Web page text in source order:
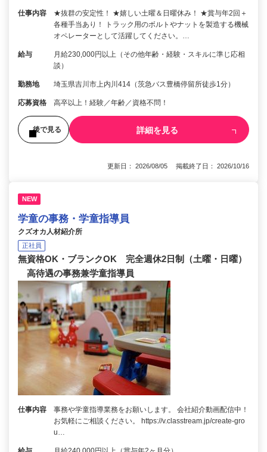
仕事内容
★抜群の安定性！ ★嬉しい土曜＆日曜休み！ ★賞与年2回＋
各種手当あり！ トラック用のボルトやナットを製造する機械
オペレーターとして活躍してください。…
給与
月給230,000円以上（その他年齢・経験・スキルに準じ応相
談）
勤務地 埼玉県吉川市上内川414（茨急バス豊橋停留所徒歩1分）
応募資格 高卒以上！経験／年齢／資格不問！
後で見る 詳細を見る
更新日： 2026/08/05 掲載終了日： 2026/10/16
NEW
学童の事務・学童指導員
クズオカ人材紹介所
正社員
無資格OK・ブランクOK 完全週休2日制（土曜・日曜）
高待遇の事務兼学童指導員
仕事内容
事務や学童指導業務をお願いします。 会社紹介動画配信中！
お気軽にご相談ください。 https://v.classtream.jp/create-gro
u…